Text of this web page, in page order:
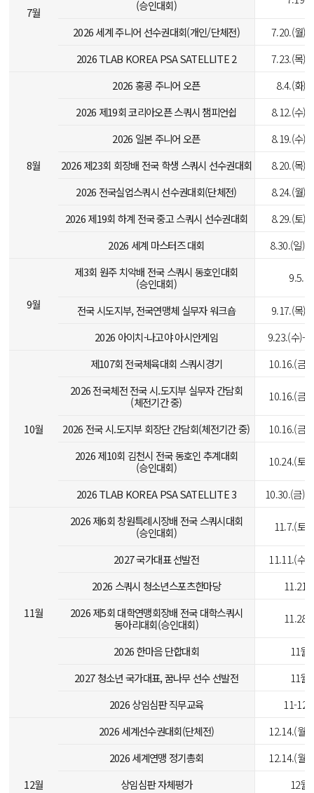
7월
(승인대회)
2026 세계 주니어 선수권대회(개인/단체전)
7.20.(월)-
2026 TLAB KOREA PSA SATELLITE 2
7.23.(목)-
8월
2026 홍콩 주니어 오픈
8.4.(화)-
2026 제19회 코리아오픈 스쿼시 챔피언쉽
8.12.(수)-
2026 일본 주니어 오픈
8.19.(수)-
2026 제23회 회장배 전국 학생 스쿼시 선수권대회
8.20.(목)-
2026 전국실업스쿼시 선수권대회(단체전)
8.24.(월)-
2026 제19회 하계 전국 중고 스쿼시 선수권대회
8.29.(토)-
2026 세계 마스터즈 대회
8.30.(일)-
9월
제3회 원주 치악배 전국 스쿼시 동호인대회
(승인대회)
9.5.(
전국 시도지부, 전국연맹체 실무자 워크숍
9.17.(목)-
2026 아이치-나고야 아시안게임
9.23.(수)-
10월
제107회 전국체육대회 스쿼시경기
10.16.(금
2026 전국체전 전국 시.도지부 실무자 간담회
(체전기간 중)
10.16.(금
2026 전국 시.도지부 회장단 간담회(체전기간 중)
10.16.(금
2026 제10회 김천시 전국 동호인 추계대회
(승인대회)
10.24.(토
2026 TLAB KOREA PSA SATELLITE 3 10.30.(금)-
11월
2026 제6회 창원특례시장배 전국 스쿼시대회
(승인대회)
11.7.(토
2027 국가대표 선발전
11.11.(수
2026 스쿼시 청소년스포츠한마당
2026 제5회 대학연맹회장배 전국 대학스쿼시
동아리대회(승인대회)
2026 한마음 단합대회
11월
2027 청소년 국가대표, 꿈나무 선수 선발전
11월
2026 상임심판 직무교육
11-12
12월
2026 세계선수권대회(단체전)
12.14.(월
2026 세계연맹 정기총회
12.14.(월
상임심판 자체평가
12월